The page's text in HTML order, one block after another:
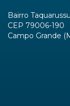
Bairro Taquarussu
CEP 79006-190
Campo Grande